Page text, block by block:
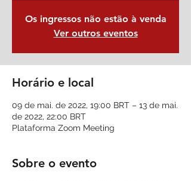
Os ingressos não estão à venda
Ver outros eventos
Horário e local
09 de mai. de 2022, 19:00 BRT – 13 de mai.
de 2022, 22:00 BRT
Plataforma Zoom Meeting
Sobre o evento